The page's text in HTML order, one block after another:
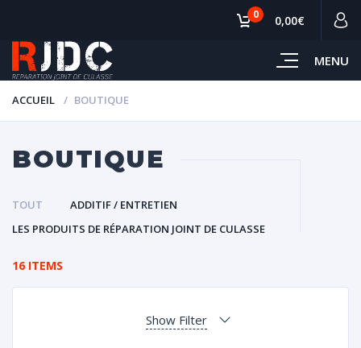
MENU
0 0,00€
ACCUEIL BOUTIQUE
BOUTIQUE
TOUT
ADDITIF / ENTRETIEN
LES PRODUITS DE RÉPARATION JOINT DE CULASSE
16 ITEMS
Show Filter